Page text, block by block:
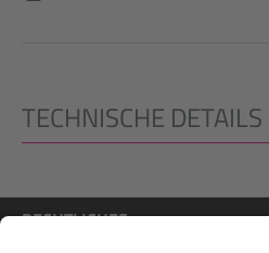
TECHNISCHE DETAILS
RECHTLICHES